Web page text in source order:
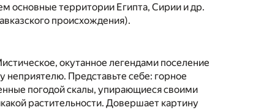
основные территории Египта, Сирии и др.
происхождения).
окутанное легендами поселение
неприятелю. Представьте себе: горное
погодой скалы, упирающиеся своими
растительности. Довершает картину